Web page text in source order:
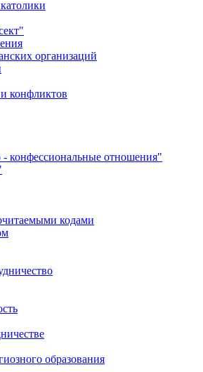
организаций
конфликтов
- конфессиональные отношения"
кодами
образования